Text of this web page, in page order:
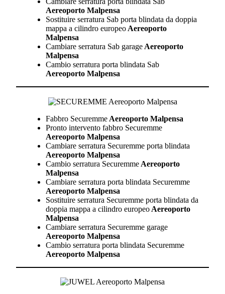
Aereoporto Malpensa
Sostituire serratura Sab porta blindata da doppia
mappa a cilindro europeo Aereoporto
Malpensa
Cambiare serratura Sab garage Aereoporto
Malpensa
Cambio serratura porta blindata Sab
Aereoporto Malpensa
Fabbro Securemme Aereoporto Malpensa
Pronto intervento fabbro Securemme
Aereoporto Malpensa
Cambiare serratura Securemme porta blindata
Aereoporto Malpensa
Cambio serratura Securemme Aereoporto
Malpensa
Cambiare serratura porta blindata Securemme
Aereoporto Malpensa
Sostituire serratura Securemme porta blindata da
doppia mappa a cilindro europeo Aereoporto
Malpensa
Cambiare serratura Securemme garage
Aereoporto Malpensa
Cambio serratura porta blindata Securemme
Aereoporto Malpensa